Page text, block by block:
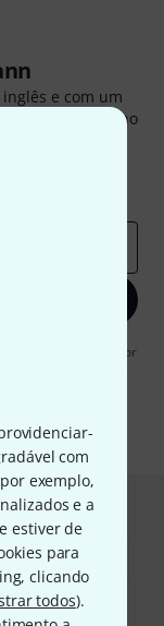
com
exemplo,
e a
estiver de
para
clicando
todos).
e com um
no
publicidade por
nossa
através de